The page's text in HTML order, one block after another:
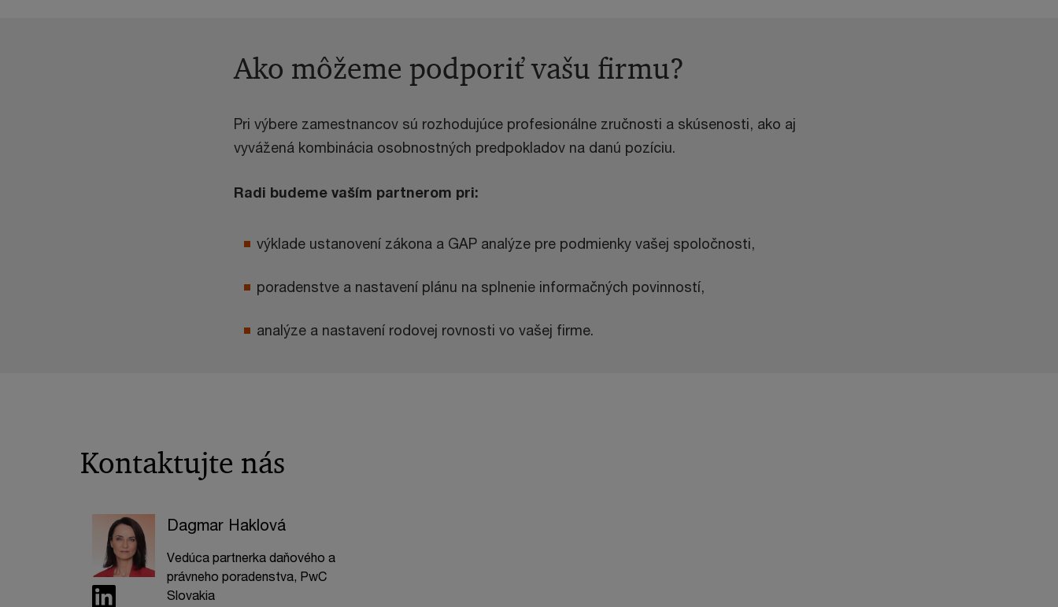
Ako môžeme podporiť vašu firmu?
Pri výbere zamestnancov sú rozhodujúce profesionálne zručnosti a skúsenosti, ako aj
vyvážená kombinácia osobnostných predpokladov na danú pozíciu.
Radi budeme vaším partnerom pri:
výklade ustanovení zákona a GAP analýze pre podmienky vašej spoločnosti,
poradenstve a nastavení plánu na splnenie informačných povinností,
analýze a nastavení rodovej rovnosti vo vašej firme.
Kontaktujte nás
Dagmar Haklová
Vedúca partnerka daňového a
právneho poradenstva, PwC
Slovakia